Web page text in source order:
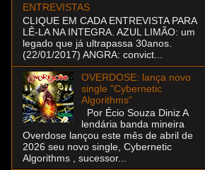
ENTREVISTAS
CLIQUE EM CADA ENTREVISTA PARA
LÊ-LA NA INTEGRA. AZUL LIMÃO: um
legado que já ultrapassa 30anos.
(22/01/2017) ANGRA: convict...
OVERDOSE: lança novo
single "Cybernetic
Algorithms"
Por Écio Souza Diniz A
lendária banda mineira
Overdose lançou este mês de abril de
2026 seu novo single, Cybernetic
Algorithms , sucessor...